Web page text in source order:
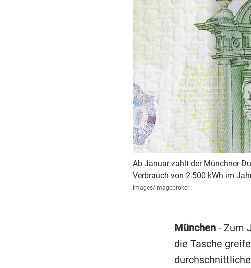
Ab Januar zahlt der Münchner
Verbrauch von 2.500 kWh im
images/imagebroker
München- Zum
die Tasche